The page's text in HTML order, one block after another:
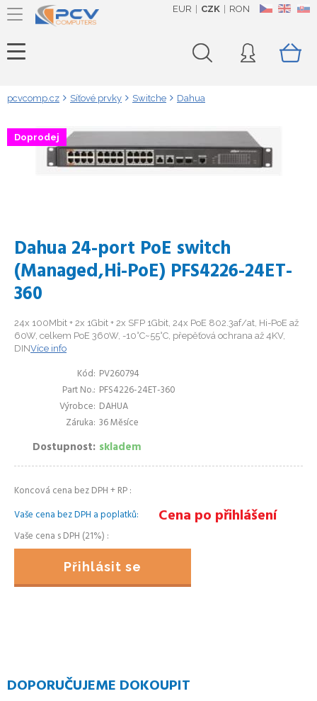
CZ EN SK
EUR CZK RON
pcvcomp.cz Síťové prvky Switche Dahua
Doprodej
Dahua 24-port PoE switch
(Managed,Hi-PoE) PFS4226-24ET-
360
24x 100Mbit + 2x 1Gbit + 2x SFP 1Gbit, 24x PoE 802.3af/at, Hi-PoE až
60W, celkem PoE 360W, -10°C~55°C, přepěťová ochrana až 4KV,
DINVíce info
Kód PV260794
Part No. PFS4226-24ET-360
Výrobce DAHUA
Záruka 36 Měsíce
Dostupnost skladem
Koncová cena bez DPH + RP
Vaše cena bez DPH a poplatků
Cena po přihlášení
Vaše cena s DPH (21%)
Přihlásit se
DOPORUČUJEME DOKOUPIT